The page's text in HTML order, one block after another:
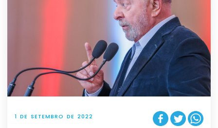
1 DE SETEMBRO DE 2022